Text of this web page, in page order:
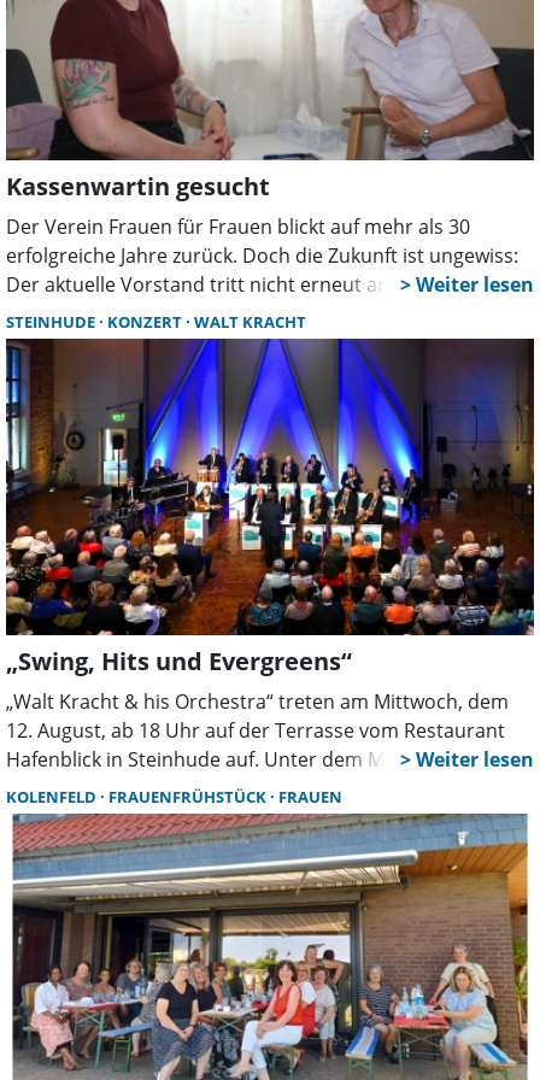
Kassenwartin gesucht
Der Verein Frauen für Frauen blickt auf mehr als 30
erfolgreiche Jahre zurück. Doch die Zukunft ist ungewiss:
Der aktuelle Vorstand tritt nicht erneut an. Für fast alle
Posten gibt es bereits Interessentinnen. Jetzt wird
dringend eine Kassenwartin gesucht, damit die
Vereinsarbeit weitergehen kann.
STEINHUDE KONZERT WALT KRACHT
„Swing, Hits und Evergreens“
„Walt Kracht & his Orchestra“ treten am Mittwoch, dem
12. August, ab 18 Uhr auf der Terrasse vom Restaurant
Hafenblick in Steinhude auf. Unter dem Motto „Swing, Hits
& Evergreens” präsentiert die Formation ein vielseitiges
Musikprogramm, welches Generationen verbindet.
KOLENFELD FRAUENFRÜHSTÜCK FRAUEN